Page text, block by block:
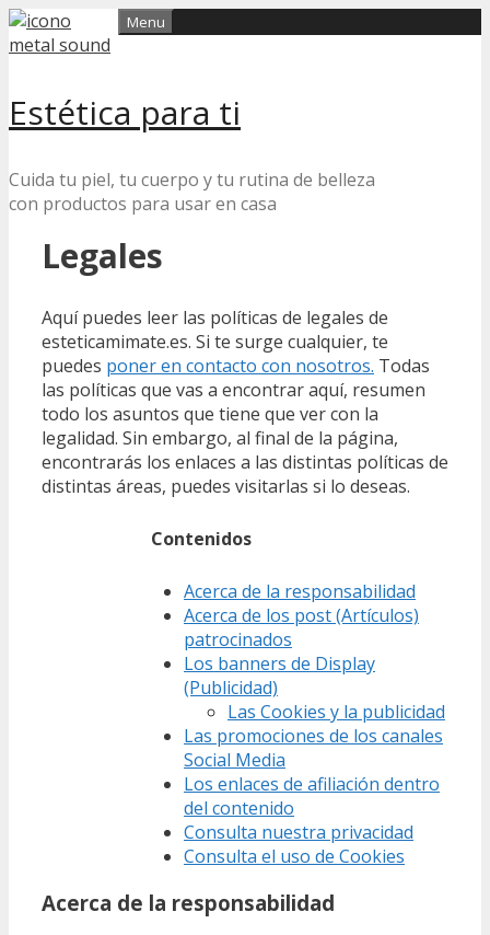
Skip
to
Estética para ti
Cuida tu piel, tu cuerpo y tu rutina de belleza
con productos para usar en casa
Menu
Legales
Aquí puedes leer las políticas de legales de
esteticamimate.es. Si te surge cualquier, te
puedes poner en contacto con nosotros. Todas
las políticas que vas a encontrar aquí, resumen
todo los asuntos que tiene que ver con la
legalidad. Sin embargo, al final de la página,
encontrarás los enlaces a las distintas políticas de
distintas áreas, puedes visitarlas si lo deseas.
Contenidos
Acerca de la responsabilidad
Acerca de los post (Artículos)
patrocinados
Los banners de Display
(Publicidad)
Las Cookies y la publicidad
Las promociones de los canales
Social Media
Los enlaces de afiliación dentro
del contenido
Consulta nuestra privacidad
Consulta el uso de Cookies
Acerca de la responsabilidad